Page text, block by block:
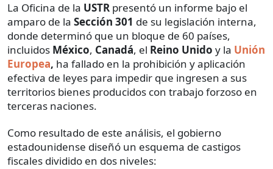
La Oficina de la USTR presentó un informe bajo el
amparo de la Sección 301 de su legislación interna,
donde determinó que un bloque de 60 países,
incluidos México, Canadá, el Reino Unido y la Unión
Europea, ha fallado en la prohibición y aplicación
efectiva de leyes para impedir que ingresen a sus
territorios bienes producidos con trabajo forzoso en
terceras naciones.
Como resultado de este análisis, el gobierno
estadounidense diseñó un esquema de castigos
fiscales dividido en dos niveles: